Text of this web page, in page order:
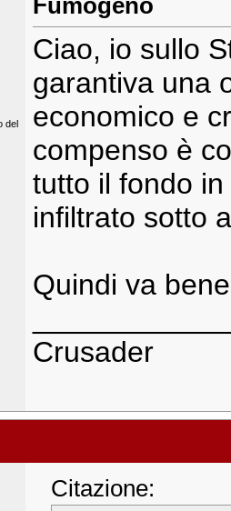
del
Fumogeno
Ciao, io sullo
garantiva una
economico e
compenso è
tutto il fondo
infiltrato sotto
Quindi va
Crusader
Citazione: